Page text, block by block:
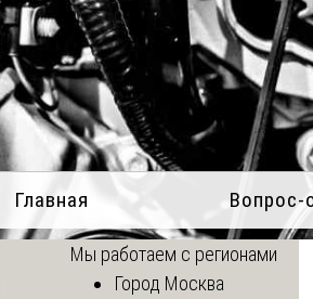
Главная Вопрос-
Мы работаем с регионами
Город Москва